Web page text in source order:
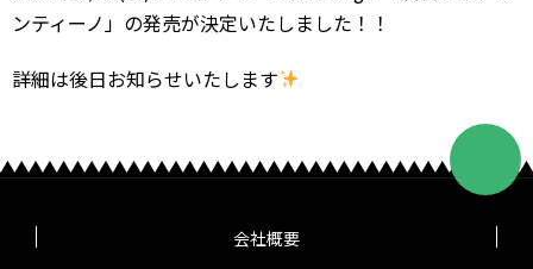
ンティーノ」の発売が決定いたしました！！
詳細は後日お知らせいたします
会社概要